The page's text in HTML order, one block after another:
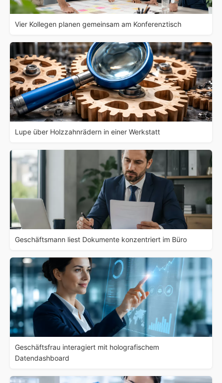
Vier Kollegen planen gemeinsam am Konferenztisch
Lupe über Holzzahnrädern in einer Werkstatt
Geschäftsmann liest Dokumente konzentriert im Büro
Geschäftsfrau interagiert mit holografischem
Datendashboard